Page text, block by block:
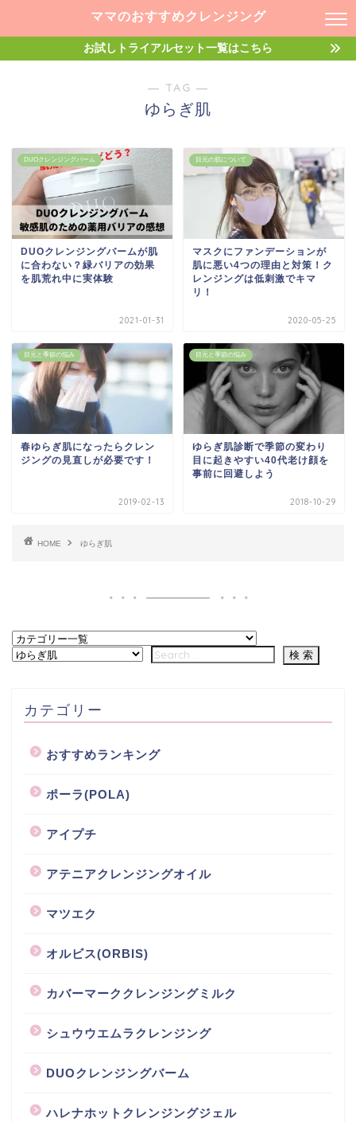
ママのおすすめクレンジング
お試しトライアルセット一覧はこちら
― TAG ―
ゆらぎ肌
DUOクレンジングバーム
DUOクレンジングバームが肌
に合わない？緑バリアの効果
を肌荒れ中に実体験
2021-01-31
目元の肌について
マスクにファンデーションが
肌に悪い4つの理由と対策！ク
レンジングは低刺激でキマ
リ！
2020-05-25
目元と季節の悩み
春ゆらぎ肌になったらクレン
ジングの見直しが必要です！
2019-02-13
目元と季節の悩み
ゆらぎ肌診断で季節の変わり
目に起きやすい40代老け顔を
事前に回避しよう
2018-10-29
HOME ゆらぎ肌
カテゴリー
おすすめランキング
ポーラ(POLA)
アイプチ
アテニアクレンジングオイル
マツエク
オルビス(ORBIS)
カバーマーククレンジングミルク
シュウウエムラクレンジング
DUOクレンジングバーム
ハレナホットクレンジングジェル